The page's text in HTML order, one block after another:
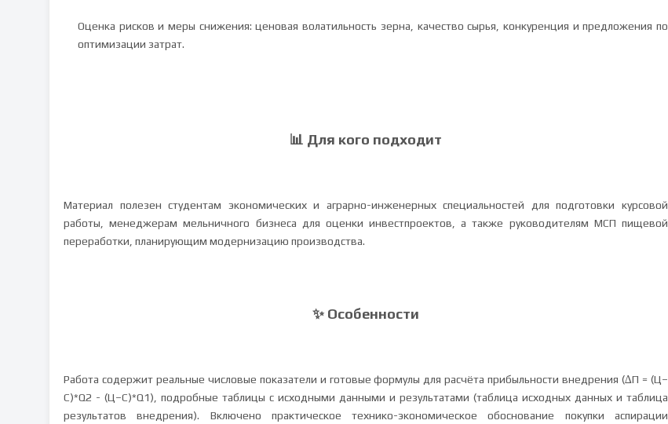
Оценка рисков и меры снижения: ценовая волатильность зерна, качество сырья, конкуренция и предложения по
оптимизации затрат.
📊 Для кого подходит
Материал полезен студентам экономических и аграрно-инженерных специальностей для подготовки курсовой
работы, менеджерам мельничного бизнеса для оценки инвестпроектов, а также руководителям МСП пищевой
переработки, планирующим модернизацию производства.
✨ Особенности
Работа содержит реальные числовые показатели и готовые формулы для расчёта прибыльности внедрения (∆П = (Ц–
С)*Q2 - (Ц–С)*Q1), подробные таблицы с исходными данными и результатами (таблица исходных данных и таблица
результатов внедрения). Включено практическое технико-экономическое обоснование покупки аспирации